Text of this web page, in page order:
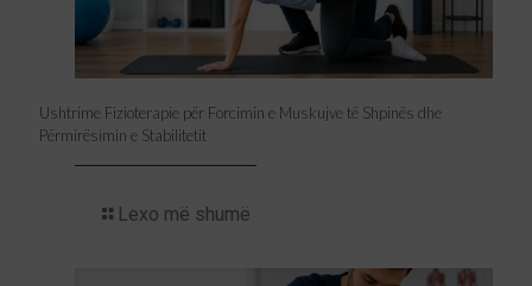
Ushtrime Fizioterapie për Forcimin e Muskujve të Shpinës dhe
Përmirësimin e Stabilitetit
Lexo më shumë